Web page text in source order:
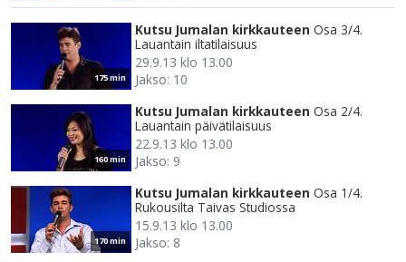
175 min
Kutsu Jumalan kirkkauteen Osa 3/4.
Lauantain iltatilaisuus
29.9.13 klo 13.00
Jakso: 10
160 min
Kutsu Jumalan kirkkauteen Osa 2/4.
Lauantain päivätilaisuus
22.9.13 klo 13.00
Jakso: 9
170 min
Kutsu Jumalan kirkkauteen Osa 1/4.
Rukousilta Taivas Studiossa
15.9.13 klo 13.00
Jakso: 8